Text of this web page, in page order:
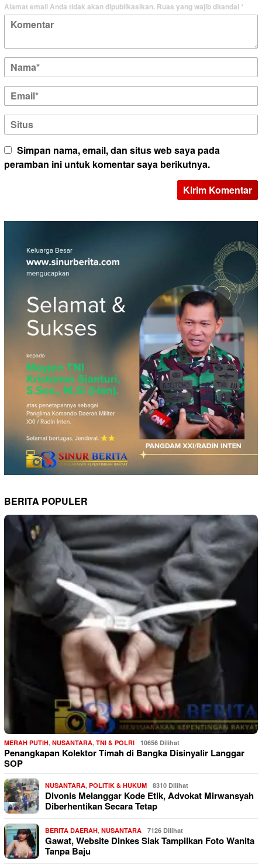
Alamat email Anda tidak akan dipublikasikan. Ruas yang wajib ditandai*
Simpan nama, email, dan situs web saya pada
peramban ini untuk komentar saya berikutnya.
BERITA POPULER
MERAH PUTIH, NUSANTARA, TNI & POLRI 10656 Dilihat
Penangkapan Kolektor Timah di Bangka Disinyalir Langgar
SOP
NUSANTARA, POLITIK & HUKUM 8310 Dilihat
Divonis Melanggar Kode Etik, Advokat Mirwansyah
Diberhentikan Secara Tetap
BERITA DAERAH, NUSANTARA 7126 Dilihat
Gawat, Website Dinkes Siak Tampilkan Foto Wanita
Tanpa Baju